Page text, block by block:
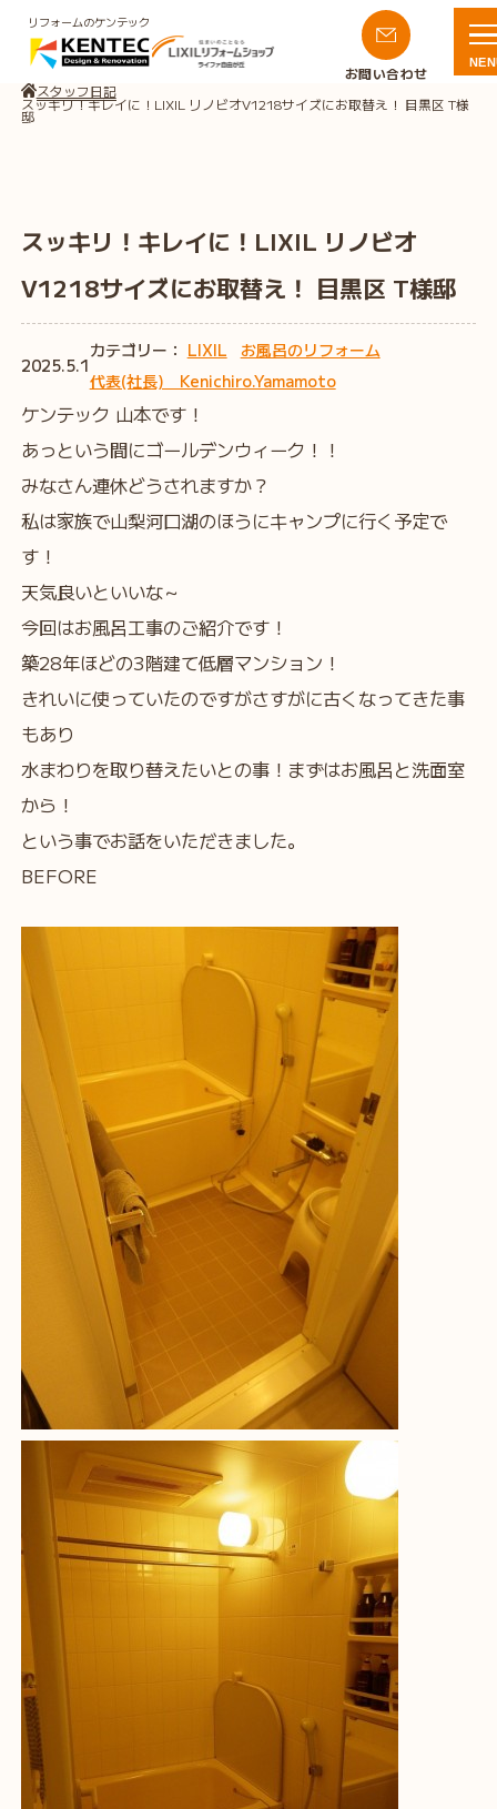
リフォームのケンテック
お問い合わせ
スタッフ日記
スッキリ！キレイに！LIXIL リノビオV1218サイズにお取替え！ 目黒区 T様
邸
スッキリ！キレイに！LIXIL リノビオ
V1218サイズにお取替え！ 目黒区 T様邸
2025.5.1
カテゴリー： LIXIL
お風呂のリフォーム
代表(社長) Kenichiro.Yamamoto
ケンテック 山本です！
あっという間にゴールデンウィーク！！
みなさん連休どうされますか？
私は家族で山梨河口湖のほうにキャンプに行く予定で
す！
天気良いといいな～
今回はお風呂工事のご紹介です！
築28年ほどの3階建て低層マンション！
きれいに使っていたのですがさすがに古くなってきた事
もあり
水まわりを取り替えたいとの事！まずはお風呂と洗面室
から！
という事でお話をいただきました。
BEFORE